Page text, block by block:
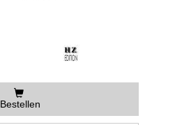
Bestellen